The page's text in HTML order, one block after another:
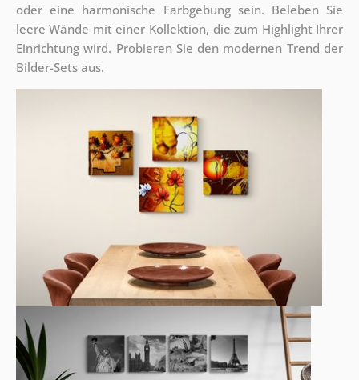
oder eine harmonische Farbgebung sein. Beleben Sie
leere Wände mit einer Kollektion, die zum Highlight Ihrer
Einrichtung wird. Probieren Sie den modernen Trend der
Bilder-Sets aus.